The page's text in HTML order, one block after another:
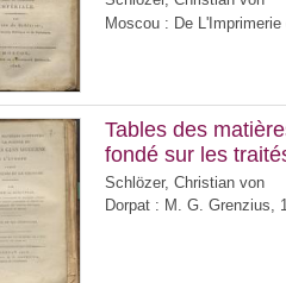
Moscou : De
Tables des
fondé sur les
Schlözer, Christian von
Dorpat : M. G. Grenzius,